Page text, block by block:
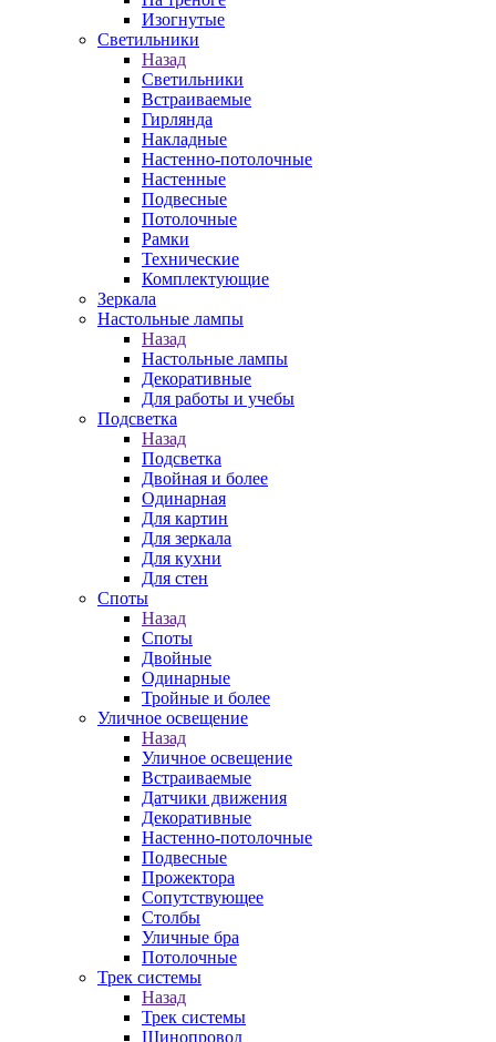
Изогнутые
Светильники
Назад
Светильники
Встраиваемые
Гирлянда
Накладные
Настенно-потолочные
Настенные
Подвесные
Потолочные
Рамки
Технические
Комплектующие
Зеркала
Настольные лампы
Назад
Настольные лампы
Декоративные
Для работы и учебы
Подсветка
Назад
Подсветка
Двойная и более
Одинарная
Для картин
Для зеркала
Для кухни
Для стен
Споты
Назад
Споты
Двойные
Одинарные
Тройные и более
Уличное освещение
Назад
Уличное освещение
Встраиваемые
Датчики движения
Декоративные
Настенно-потолочные
Подвесные
Прожектора
Сопутствующее
Столбы
Уличные бра
Потолочные
Трек системы
Назад
Трек системы
Шинопровод